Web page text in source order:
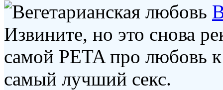
Извините, но это снова
самой PETA про любовь
самый лучший секс.